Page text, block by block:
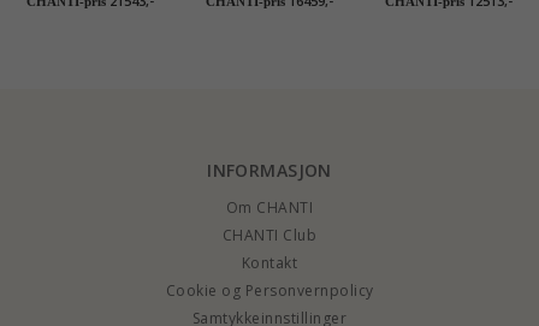
INFORMASJON
Om CHANTI
CHANTI Club
Kontakt
Cookie og Personvernpolicy
Samtykkeinnstillinger